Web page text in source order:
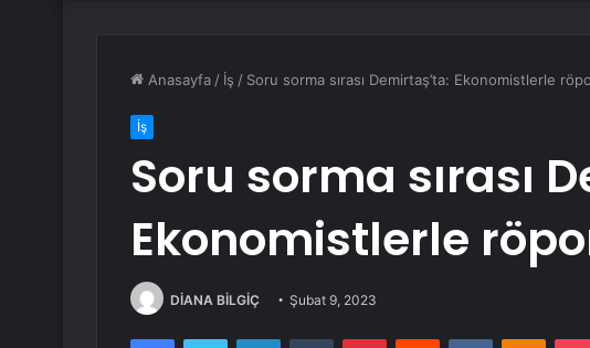
Anasayfa / İş / Soru sorma sırası Demirtaş’ta: Ekonomistlerle
İş
Soru sorma sırası
Ekonomistlerle
DİANA BİLGİÇ Şubat 9, 2023
FacebookTwitter LinkedInTumblr PinterestReddit VKontakte